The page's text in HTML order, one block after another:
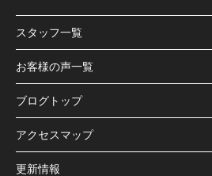
スタッフ一覧
お客様の声一覧
ブログトップ
アクセスマップ
更新情報